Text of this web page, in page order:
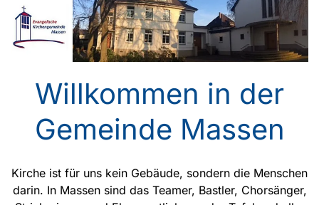
Willkommen in der
Gemeinde Massen
Kirche ist für uns kein Gebäude, sondern die Menschen
darin. In Massen sind das Teamer, Bastler, Chorsänger,